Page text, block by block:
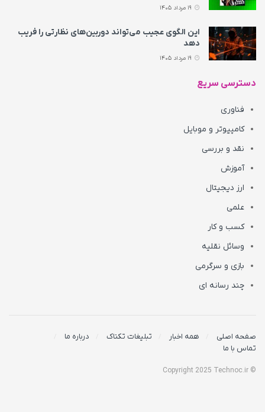
این الگوی عجیب می‌تواند دوربین‌های نظارتی را فریب
دهد
دسترسی سریع
فناوری
کامپیوتر و موبایل
نقد و بررسی
آموزش
ارز دیجیتال
علمی
کسب و کار
وسائل نقلیه
بازی و سرگرمی
چند رسانه ای
صفحه اصلی همه اخبار تبلیغات تکناک
درباره ما
تماس با ما
© Copyright 2025 Technoc.ir